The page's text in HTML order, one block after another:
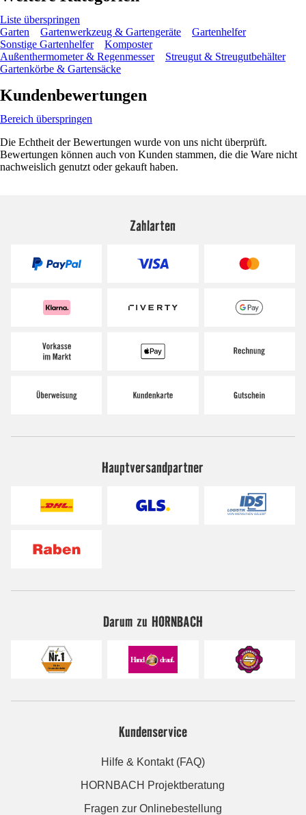
Liste überspringen
Garten
Gartenwerkzeug & Gartengeräte
Gartenhelfer
Sonstige Gartenhelfer
Komposter
Außenthermometer & Regenmesser
Streugut & Streugutbehälter
Gartenkörbe & Gartensäcke
Kundenbewertungen
Bereich überspringen
Die Echtheit der Bewertungen wurde von uns nicht überprüft.
Bewertungen können auch von Kunden stammen, die die Ware nicht
nachweislich genutzt oder gekauft haben.
Zahlarten
Hauptversandpartner
Darum zu HORNBACH
Kundenservice
Hilfe & Kontakt (FAQ)
HORNBACH Projektberatung
Fragen zur Onlinebestellung